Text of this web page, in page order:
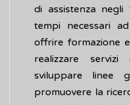
di assistenza
tempi necessari
offrire formazione
realizzare
sviluppare linee
promuovere la